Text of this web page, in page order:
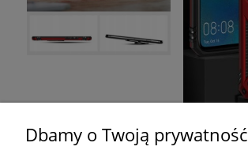
Pomoc
Dbamy o Twoją prywatność